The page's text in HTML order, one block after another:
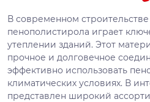
В современном
пенополистирола играет
утеплении зданий. Этот
прочное и долговечное
эффективно использовать
климатических условиях. В
представлен широкий